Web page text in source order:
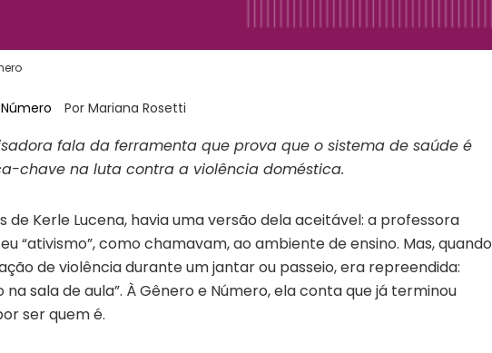
Por Mariana Rosetti
fala da ferramenta que prova que o sistema de saúde é
chave na luta contra a violência doméstica.
de Kerle Lucena, havia uma versão dela aceitável: a professora
“ativismo”, como chamavam, ao ambiente de ensino. Mas, quando
de violência durante um jantar ou passeio, era repreendida:
na sala de aula”. À Gênero e Número, ela conta que já terminou
ser quem é.